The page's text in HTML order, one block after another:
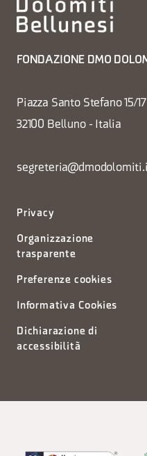
FONDAZIONE DMO
Piazza Santo Stefano 15/17
32100 Belluno - Italia
Privacy
Organizzazione
trasparente
Preferenze cookies
Informativa Cookies
Dichiarazione di
accessibilità